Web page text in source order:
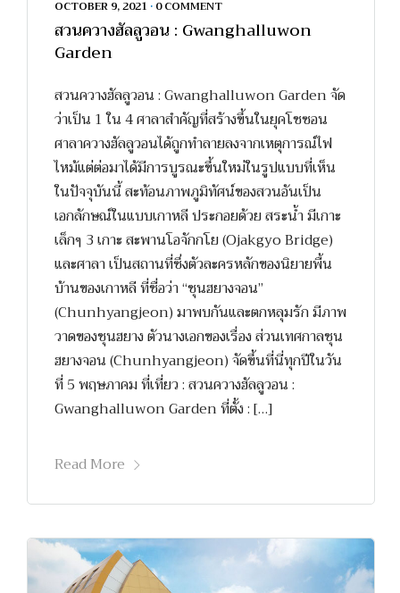
OCTOBER 9, 2021 • 0 COMMENT
สวนควางฮัลลูวอน : Gwanghalluwon
Garden
สวนควางฮัลลูวอน : Gwanghalluwon Garden จัด
ว่าเป็น 1 ใน 4 ศาลาสำคัญที่สร้างขึ้นในยุคโชซอน
ศาลาควางฮัลลูวอนได้ถูกทำลายลงจากเหตุการณ์ไฟ
ไหม้แต่ต่อมาได้มีการบูรณะขึ้นใหม่ในรูปแบบที่เห็น
ในปัจจุบันนี้ สะท้อนภาพภูมิทัศน์ของสวนอันเป็น
เอกลักษณ์ในแบบเกาหลี ประกอยด้วย สระน้ำ มีเกาะ
เล็กๆ 3 เกาะ สะพานโอจักกโย (Ojakgyo Bridge)
และศาลา เป็นสถานที่ซึ่งตัวละครหลักของนิยายพื้น
บ้านของเกาหลี ที่ชื่อว่า “ชุนฮยางจอน”
(Chunhyangjeon) มาพบกันและตกหลุมรัก มีภาพ
วาดของชุนฮยาง ตัวนางเอกของเรื่อง ส่วนเทศกาลชุน
ฮยางจอน (Chunhyangjeon) จัดขึ้นที่นี่ทุกปีในวัน
ที่ 5 พฤษภาคม ที่เที่ยว : สวนควางฮัลลูวอน :
Gwanghalluwon Garden ที่ตั้ง : […]
Read More